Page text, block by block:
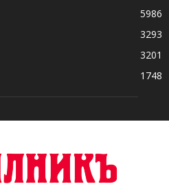
5986
3293
3201
1748